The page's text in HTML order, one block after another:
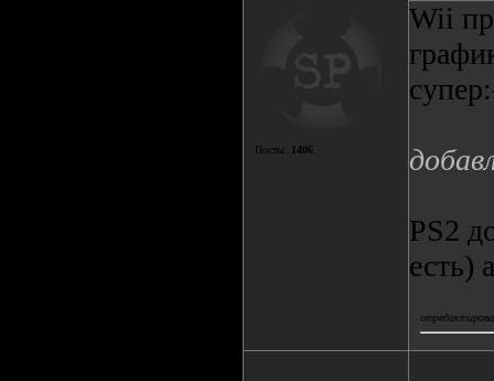
Посты: 1406
Wii
PS2
есть)